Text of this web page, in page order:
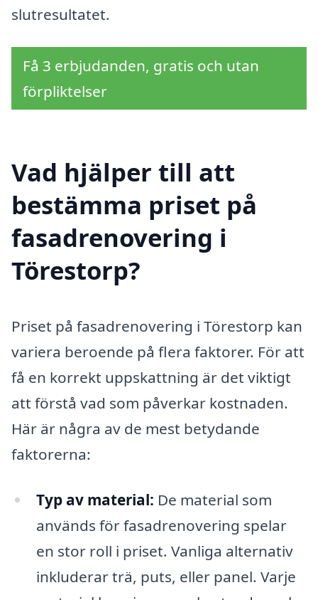
slutresultatet.
Få 3 erbjudanden, gratis och utan
förpliktelser
Vad hjälper till att
bestämma priset på
fasadrenovering i
Törestorp?
Priset på fasadrenovering i Törestorp kan
variera beroende på flera faktorer. För att
få en korrekt uppskattning är det viktigt
att förstå vad som påverkar kostnaden.
Här är några av de mest betydande
faktorerna:
Typ av material: De material som
används för fasadrenovering spelar
en stor roll i priset. Vanliga alternativ
inkluderar trä, puts, eller panel. Varje